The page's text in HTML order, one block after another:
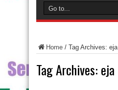
Home / Tag Archives: eja
Tag Archives: eja